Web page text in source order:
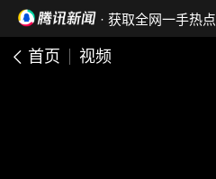
· 获取全网一手热点
首页 视频